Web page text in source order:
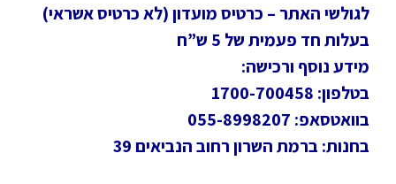
לגולשי האתר – כרטיס מועדון (לא כרטיס אשראי)
בעלות חד פעמית של 5 ש”ח
מידע נוסף ורכישה:
בטלפון: 1700-700458
בוואטסאפ: 055-8998207
בחנות: ברמת השרון רחוב הנביאים 39